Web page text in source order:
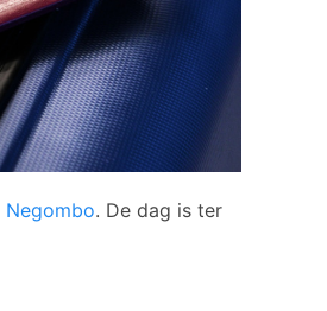
Negombo. De dag is ter